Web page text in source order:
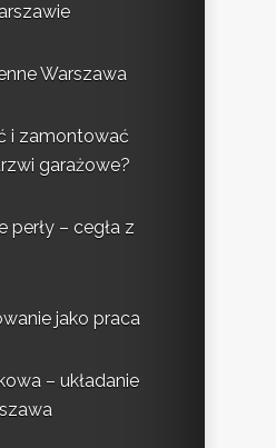
Warszawa
i zamontować
garażowe?
perły – cegła z
jako praca
– układanie